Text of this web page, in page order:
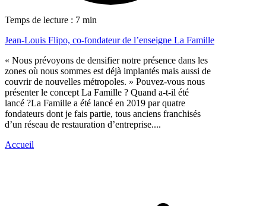
Temps de lecture : 7 min
Jean-Louis Flipo, co-fondateur de l’enseigne La Famille
« Nous prévoyons de densifier notre présence dans les
zones où nous sommes est déjà implantés mais aussi de
couvrir de nouvelles métropoles. » Pouvez-vous nous
présenter le concept La Famille ? Quand a-t-il été
lancé ?La Famille a été lancé en 2019 par quatre
fondateurs dont je fais partie, tous anciens franchisés
d’un réseau de restauration d’entreprise....
Accueil